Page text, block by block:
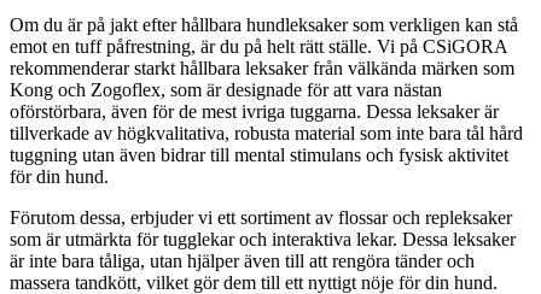
Om du är på jakt efter hållbara hundleksaker som verkligen kan stå
emot en tuff påfrestning, är du på helt rätt ställe. Vi på CSiGORA
rekommenderar starkt hållbara leksaker från välkända märken som
Kong och Zogoflex, som är designade för att vara nästan
oförstörbara, även för de mest ivriga tuggarna. Dessa leksaker är
tillverkade av högkvalitativa, robusta material som inte bara tål hård
tuggning utan även bidrar till mental stimulans och fysisk aktivitet
för din hund.
Förutom dessa, erbjuder vi ett sortiment av flossar och repleksaker
som är utmärkta för tugglekar och interaktiva lekar. Dessa leksaker
är inte bara tåliga, utan hjälper även till att rengöra tänder och
massera tandkött, vilket gör dem till ett nyttigt nöje för din hund.